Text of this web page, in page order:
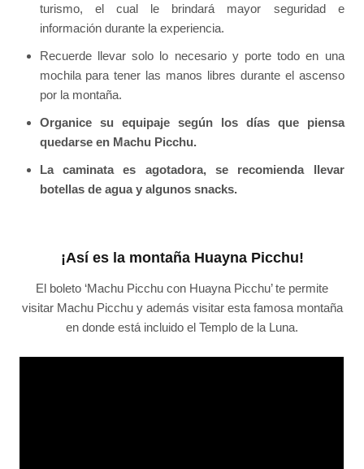
turismo, el cual le brindará mayor seguridad e
información durante la experiencia.
Recuerde llevar solo lo necesario y porte todo en una
mochila para tener las manos libres durante el ascenso
por la montaña.
Organice su equipaje según los días que piensa
quedarse en Machu Picchu.
La caminata es agotadora, se recomienda llevar
botellas de agua y algunos snacks.
¡Así es la montaña Huayna Picchu!
El boleto ‘Machu Picchu con Huayna Picchu’ te permite
visitar Machu Picchu y además visitar esta famosa montaña
en donde está incluido el Templo de la Luna.